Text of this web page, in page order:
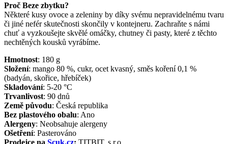
Proč Beze zbytku?
Některé kusy ovoce a zeleniny by díky svému nepravidelnému tvaru
či jiné nefér skutečnosti skončily v kontejneru. Zachraňte s námi
chuť a vyzkoušejte skvělé omáčky, chutney či pasty, které z těchto
nechtěných kousků vyrábíme.
Hmotnost: 180 g
Složení: mango 80 %, cukr, ocet kvasný, směs koření 0,1 %
(badyán, skořice, hřebíček)
Skladování: 5-20 °C
Trvanlivost: 90 dnů
Země původu: Česká republika
Bez plastového obalu: Ano
Alergeny: Neobsahuje alergeny
Ošetření: Pasterováno
Prodejce na Scuk.cz: TITBIT, s.r.o.